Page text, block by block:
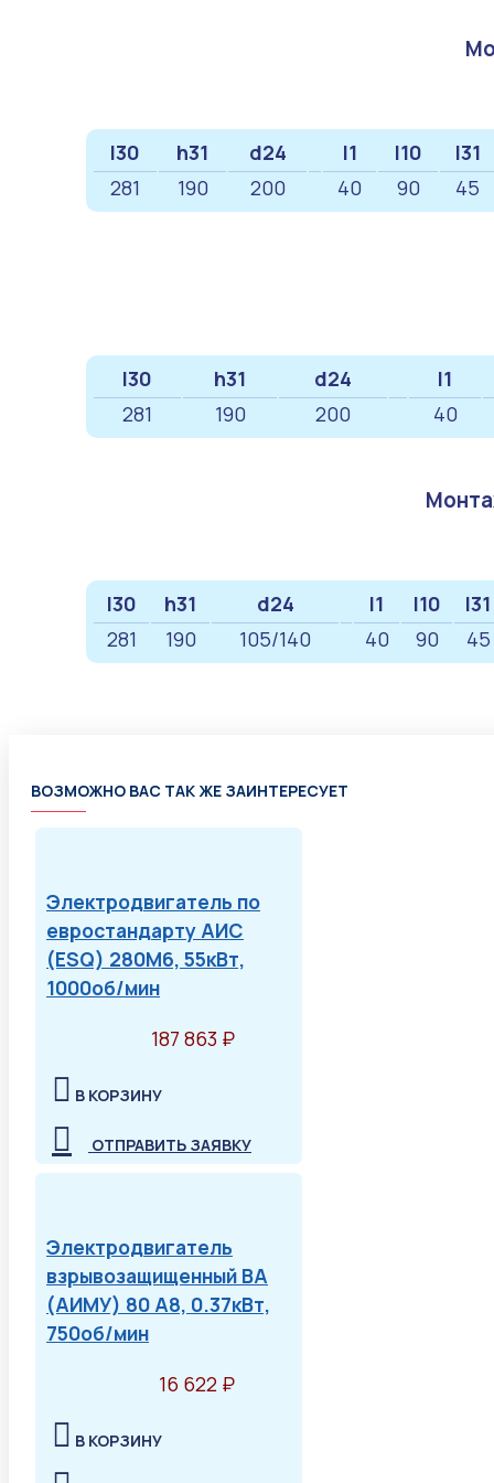
l30 h31 d24 l1 l10 l31
281
190 200 40 90 45
l30 h31 d24 l1
281
190 200 40
l30 h31 d24 l1 l10 l31
281
190 105/140 40 90 45
ВОЗМОЖНО ВАС ТАК ЖЕ ЗАИНТЕРЕСУЕТ
Электродвигатель по
евростандарту АИС
(ESQ) 280M6, 55кВт,
1000об/мин
187 863 ₽
В КОРЗИНУ
ОТПРАВИТЬ ЗАЯВКУ
Электродвигатель
взрывозащищенный ВА
(АИМУ) 80 А8, 0.37кВт,
750об/мин
16 622 ₽
В КОРЗИНУ